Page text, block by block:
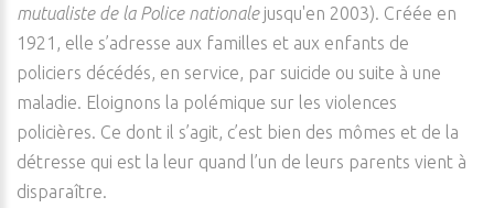
mutualiste de la Police nationalejusqu'en 2003). Créée en
1921, elle s’adresse aux familles et aux enfants de
policiers décédés, en service, par suicide ou suite à une
maladie. Eloignons la polémique sur les violences
policières. Ce dont il s’agit, c’est bien des mômes et de la
détresse qui est la leur quand l’un de leurs parents vient à
disparaître.